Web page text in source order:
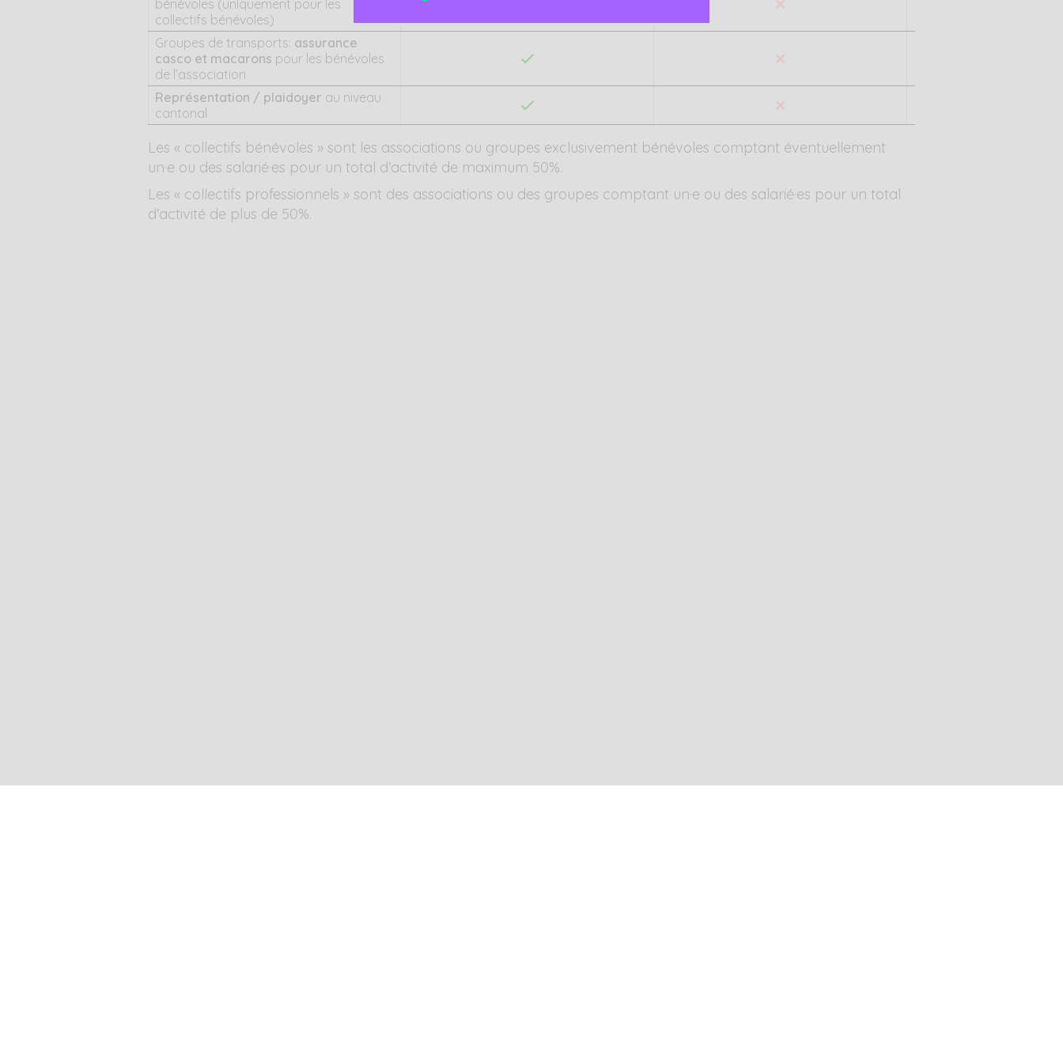
bénévoles (uniquement pour les
collectifs bénévoles)
Groupes de transports: assurance
casco et macarons pour les bénévoles
de l’association
Représentation / plaidoyer au niveau
cantonal
Les « collectifs bénévoles » sont les associations ou groupes exclusivement bénévoles comptant éventuellement
un·e ou des salarié·es pour un total d’activité de maximum 50%.
Les « collectifs professionnels » sont des associations ou des groupes comptant un·e ou des salarié·es pour un total
d’activité de plus de 50%.